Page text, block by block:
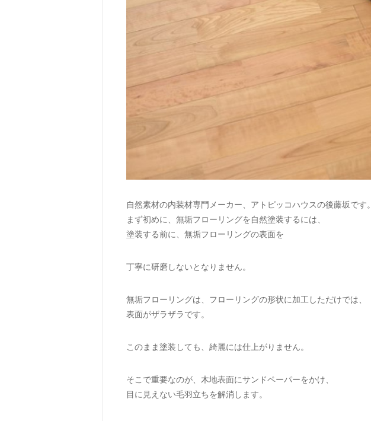
自然素材の内装材専門メーカー、アトピッコハウスの後藤坂です。
まず初めに、無垢フローリングを自然塗装するには、
塗装する前に、無垢フローリングの表面を
丁寧に研磨しないとなりません。
無垢フローリングは、フローリングの形状に加工しただけでは、
表面がザラザラです。
このまま塗装しても、綺麗には仕上がりません。
そこで重要なのが、木地表面にサンドペーパーをかけ、
目に見えない毛羽立ちを解消します。